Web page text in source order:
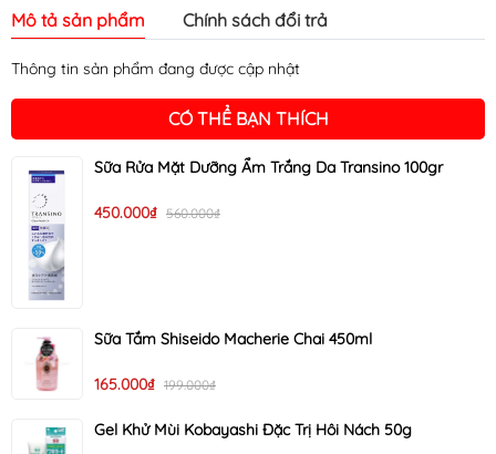
Mô tả sản phẩm Chính sách đổi trả
Thông tin sản phẩm đang được cập nhật
CÓ THỂ BẠN THÍCH
Sữa Rửa Mặt Dưỡng Ẩm Trắng Da Transino 100gr
450.000₫ 560.000₫
Sữa Tắm Shiseido Macherie Chai 450ml
165.000₫ 199.000₫
Gel Khử Mùi Kobayashi Đặc Trị Hôi Nách 50g